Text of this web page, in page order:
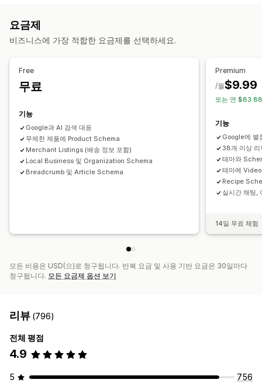
JSON-LD
메타데이터 최적화
SEO 점수
순위 추적
요금제
비즈니스에 가장 적합한 요금제를 선택하세요.
Free
무료
기능
Google과 AI 검색 대응
무제한 제품에 Product Schema
Merchant Listings (배송 정보 포함)
Local Business 및 Organization Schema
Breadcrumb 및 Article Schema
Premium
$9.99
/월
또는 연
기능
Google에 별
38개 이상 리
테마와
테마에
Recipe
실시간 채팅,
14일 무료 체험
모든 비용은 USD(으)로 청구됩니다. 반복 요금 및 사용 기반 요금은 30일마다
청구됩니다. 모든 요금제 옵션 보기
리뷰 (796)
전체 평점
4.9
5
756